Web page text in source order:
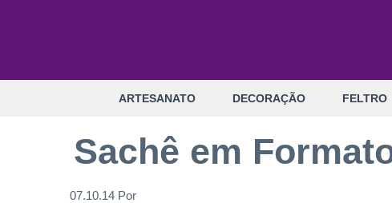
ARTESANATO DECORAÇÃO FELTRO
Sachê em
07.10.14 Por